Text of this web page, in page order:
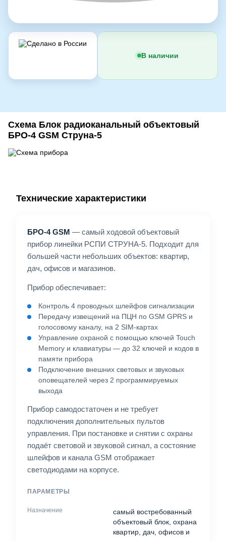
В наличии
Схема Блок радиоканальный объектовый
БРО-4 GSM Струна-5
Технические характеристики
БРО-4 GSM — самый ходовой объектовый
прибор линейки РСПИ СТРУНА-5. Подходит для
большей части небольших объектов: квартир,
дач, офисов и магазинов.
Прибор обеспечивает:
Контроль 4 проводных шлейфов сигнализации
Передачу извещений на ПЦН по GSM GPRS и
голосовому каналу, на 2 SIM-картах
Управление охраной с помощью ключей Touch
Memory и клавиатуры — до 32 ключей и кодов в
памяти прибора
Подключение внешних световых и звуковых
оповещателей через 2 программируемых
выхода
Прибор самодостаточен и не требует
подключения дополнительных пультов
управления. При постановке и снятии с охраны
подаёт световой и звуковой сигнал, а состояние
шлейфов и канала GSM отображает
светодиодами на корпусе.
ПАРАМЕТРЫ
Назначение
самый востребованный
объектовый блок, охрана
квартир, дач, офисов и